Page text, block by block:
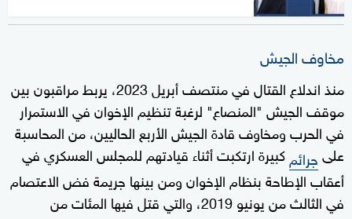
مخاوف الجيش
منذ اندلاع القتال في منتصف أبريل 2023، يربط مراقبون بين
موقف الجيش "المنصاع" لرغبة تنظيم الإخوان في الاستمرار
في الحرب ومخاوف قادة الجيش الأربع الحاليين، من المحاسبة
علىجرائمكبيرة ارتكبت أثناء قيادتهم للمجلس العسكري في
أعقاب الإطاحة بنظام الإخوان ومن بينها جريمة فض الاعتصام
في الثالث من يونيو 2019، والتي قتل فيها المئات من